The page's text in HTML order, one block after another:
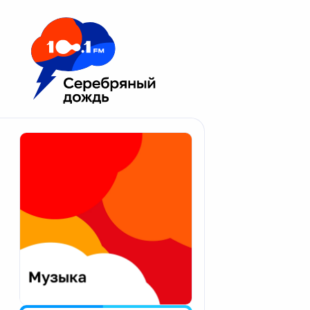
Москва 100.1 FM
Апатиты
Екатеринбург
Калининград
Калуга